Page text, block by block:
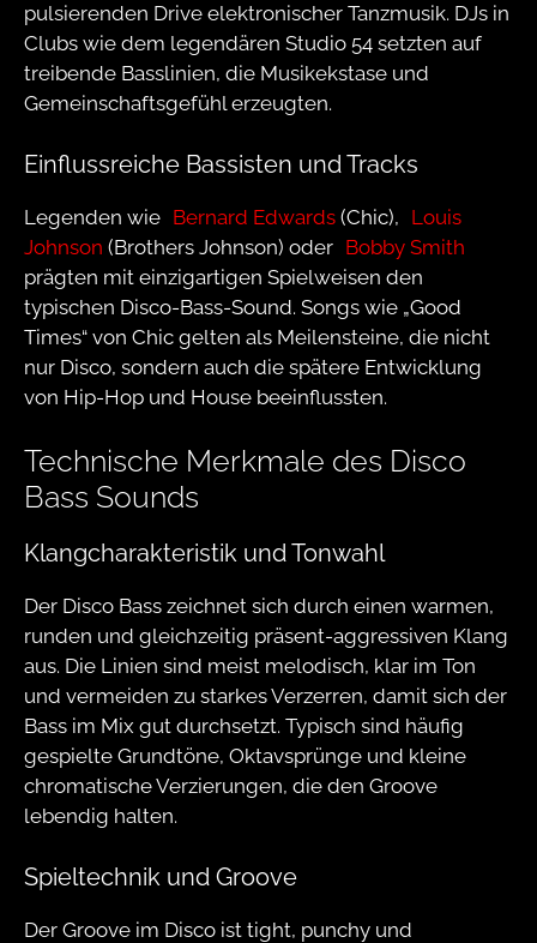
pulsierenden Drive elektronischer Tanzmusik. DJs in
Clubs wie dem legendären Studio 54 setzten auf
treibende Basslinien, die Musikekstase und
Gemeinschaftsgefühl erzeugten.
Einflussreiche Bassisten und Tracks
Legenden wie Bernard Edwards (Chic), Louis
Johnson (Brothers Johnson) oder Bobby Smith
prägten mit einzigartigen Spielweisen den
typischen Disco-Bass-Sound. Songs wie „Good
Times“ von Chic gelten als Meilensteine, die nicht
nur Disco, sondern auch die spätere Entwicklung
von Hip-Hop und House beeinflussten.
Technische Merkmale des Disco
Bass Sounds
Klangcharakteristik und Tonwahl
Der Disco Bass zeichnet sich durch einen warmen,
runden und gleichzeitig präsent-aggressiven Klang
aus. Die Linien sind meist melodisch, klar im Ton
und vermeiden zu starkes Verzerren, damit sich der
Bass im Mix gut durchsetzt. Typisch sind häufig
gespielte Grundtöne, Oktavsprünge und kleine
chromatische Verzierungen, die den Groove
lebendig halten.
Spieltechnik und Groove
Der Groove im Disco ist tight, punchy und